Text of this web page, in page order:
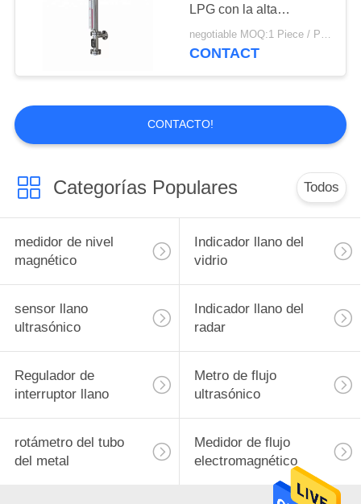
LPG con la alta
precisión garantía de 12
meses
negotiable MOQ:1 Piece / Pieces
CONTACT
CONTACTO!
Categorías Populares Todos
medidor de nivel
magnético
Indicador llano del
vidrio
sensor llano
ultrasónico
Indicador llano del
radar
Regulador de
interruptor llano
Metro de flujo
ultrasónico
rotámetro del tubo
del metal
Medidor de flujo
electromagnético